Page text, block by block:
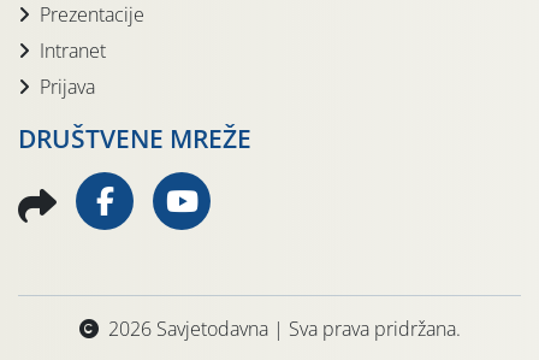
Prezentacije
Intranet
Prijava
DRUŠTVENE MREŽE
2026 Savjetodavna | Sva prava pridržana.